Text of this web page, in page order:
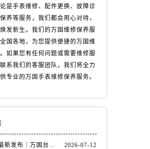
是手表维修、配件更换、故障诊
养等服务，我们都会用心对待，
发新生。我们的万国维修保养服
国各地，为您提供便捷的万国维
如果您有任何问题或需要维修服
系我们的客服团队，我们将全力
专业的万国手表维修保养服务。
2026年7月最新发布｜万国台州官方专柜客户服务热线与专柜信息攻略 2026-07-12